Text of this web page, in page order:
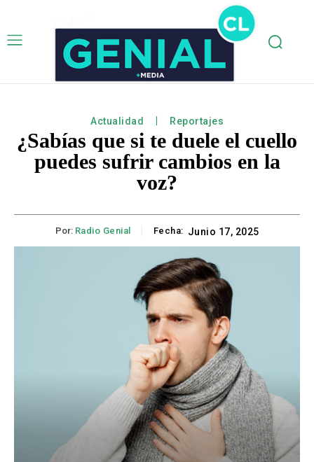
Actualidad Reportajes
¿Sabías que si te duele el cuello
puedes sufrir cambios en la
voz?
Por: Radio Genial Fecha: Junio 17, 2025